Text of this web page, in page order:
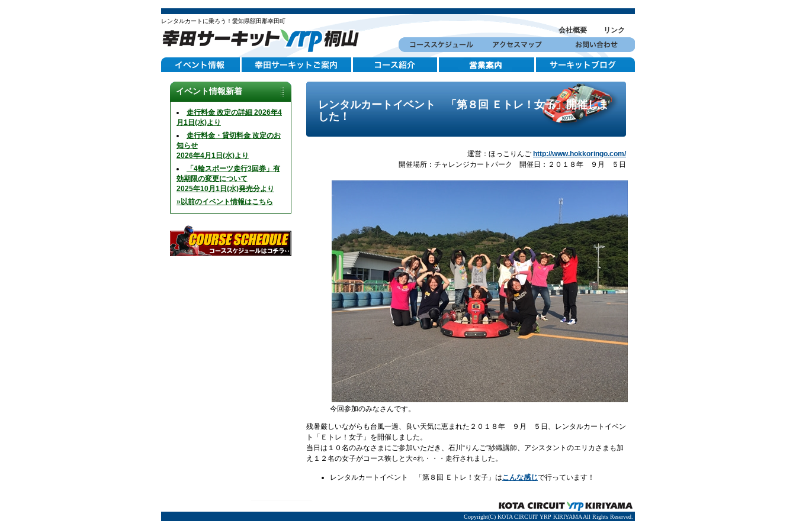
レンタルカートに乗ろう！愛知県額田郡幸田町
リンク
会社概要
レンタルカートイベント 「第８回 Ｅトレ！女子」開催しま
した！
運営：ほっこりんご http://www.hokkoringo.com/
開催場所：チャレンジカートパーク 開催日：２０１８年 ９月 ５日
今回参加のみなさんです。
残暑厳しいながらも台風一過、良い天気に恵まれた２０１８年 ９月 ５日、レンタルカートイベン
ト「Ｅトレ！女子」を開催しました。
当日は１０名のみなさまにご参加いただき、石川“りんご”紗織講師、アシスタントのエリカさまも加
え１２名の女子がコース狭しと大○れ・・・走行されました。
レンタルカートイベント 「第８回 Ｅトレ！女子」はこんな感じで行っています！
イベント情報新着
走行料金 改定の詳細 2026年4
月1日(水)より
走行料金・貸切料金 改定のお
知らせ
2026年4月1日(水)より
「4輪スポーツ走行3回券」有
効期限の変更について
2025年10月1日(水)発売分より
»以前のイベント情報はこちら
Copyright(C) KOTA CIRCUIT YRP KIRIYAMA All Rights Reserved.